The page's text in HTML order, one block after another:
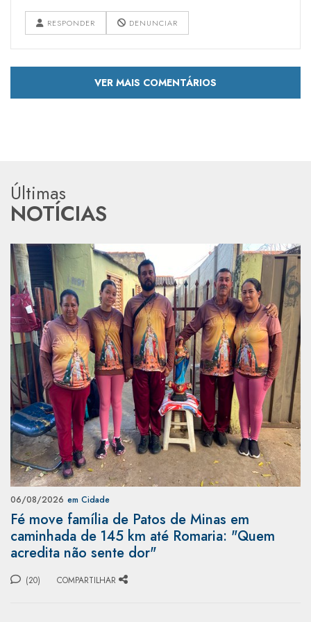
RESPONDER DENUNCIAR
VER MAIS COMENTÁRIOS
Últimas
NOTÍCIAS
06/08/2026 em Cidade
Fé move família de Patos de Minas em
caminhada de 145 km até Romaria: "Quem
acredita não sente dor"
(20) COMPARTILHAR